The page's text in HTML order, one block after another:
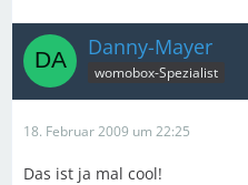
Danny-Mayer
womobox-Spezialist
18. Februar 2009 um 22:25
Das ist ja mal cool!